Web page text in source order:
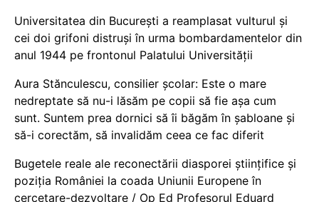
Universitatea din București a reamplasat vulturul și
cei doi grifoni distruși în urma bombardamentelor din
anul 1944 pe frontonul Palatului Universității
Aura Stănculescu, consilier școlar: Este o mare
nedreptate să nu-i lăsăm pe copii să fie așa cum
sunt. Suntem prea dornici să îi băgăm în șabloane și
să-i corectăm, să invalidăm ceea ce fac diferit
Bugetele reale ale reconectării diasporei științifice și
poziția României la coada Uniunii Europene în
cercetare-dezvoltare / Op Ed Profesorul Eduard